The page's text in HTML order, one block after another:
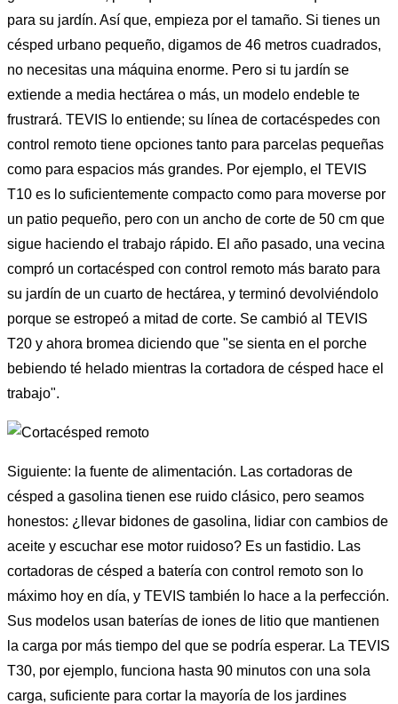
para su jardín. Así que, empieza por el tamaño. Si tienes un
césped urbano pequeño, digamos de 46 metros cuadrados,
no necesitas una máquina enorme. Pero si tu jardín se
extiende a media hectárea o más, un modelo endeble te
frustrará. TEVIS lo entiende; su línea de cortacéspedes con
control remoto tiene opciones tanto para parcelas pequeñas
como para espacios más grandes. Por ejemplo, el TEVIS
T10 es lo suficientemente compacto como para moverse por
un patio pequeño, pero con un ancho de corte de 50 cm que
sigue haciendo el trabajo rápido. El año pasado, una vecina
compró un cortacésped con control remoto más barato para
su jardín de un cuarto de hectárea, y terminó devolviéndolo
porque se estropeó a mitad de corte. Se cambió al TEVIS
T20 y ahora bromea diciendo que "se sienta en el porche
bebiendo té helado mientras la cortadora de césped hace el
trabajo".
Siguiente: la fuente de alimentación. Las cortadoras de
césped a gasolina tienen ese ruido clásico, pero seamos
honestos: ¿llevar bidones de gasolina, lidiar con cambios de
aceite y escuchar ese motor ruidoso? Es un fastidio. Las
cortadoras de césped a batería con control remoto son lo
máximo hoy en día, y TEVIS también lo hace a la perfección.
Sus modelos usan baterías de iones de litio que mantienen
la carga por más tiempo del que se podría esperar. La TEVIS
T30, por ejemplo, funciona hasta 90 minutos con una sola
carga, suficiente para cortar la mayoría de los jardines